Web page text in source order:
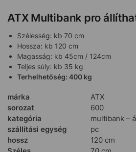
ATX Multibank pro
Szélesség: kb 70 cm
Hossza: kb 120 cm
Magasság: kb 45cm / 124cm
Teljes súly: kb 35 kg
Terhelhetőség: 400 kg
márka
ATX
sorozat
600
kategória
multibank –
szállítási egység
pc
hossz
120 cm